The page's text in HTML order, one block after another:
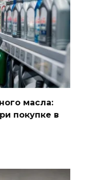
масла:
покупке в